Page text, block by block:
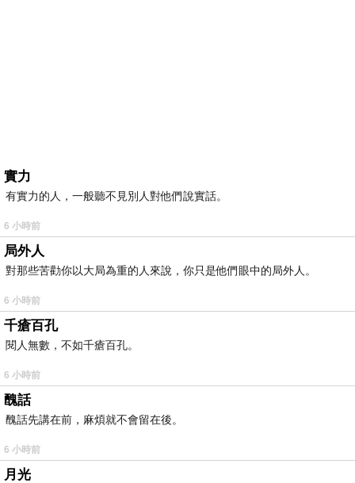
實力
有實力的人，一般聽不見別人對他們說實話。
6 小時前
局外人
對那些苦勸你以大局為重的人來說，你只是他們眼中的局外人。
6 小時前
千瘡百孔
閱人無數，不如千瘡百孔。
6 小時前
醜話
醜話先講在前，麻煩就不會留在後。
6 小時前
月光